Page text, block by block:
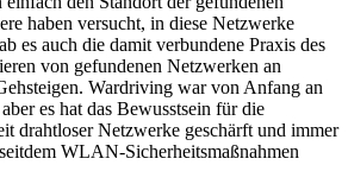
haben versucht, in diese Netzwerke
es auch die damit verbundene Praxis des
von gefundenen Netzwerken an
Wardriving war von Anfang an
es hat das Bewusstsein für die
drahtloser Netzwerke geschärft und immer
WLAN-Sicherheitsmaßnahmen